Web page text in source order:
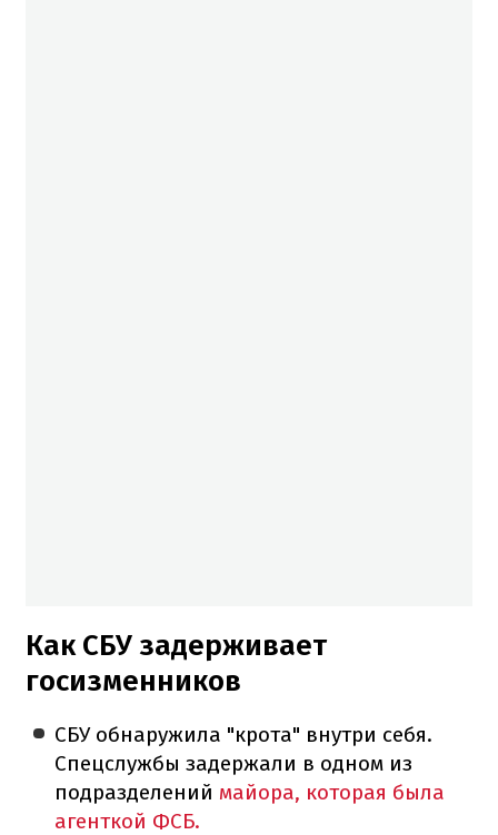
Как СБУ задерживает
госизменников
СБУ обнаружила "крота" внутри себя.
Спецслужбы задержали в одном из
подразделений майора, которая была
агенткой ФСБ.